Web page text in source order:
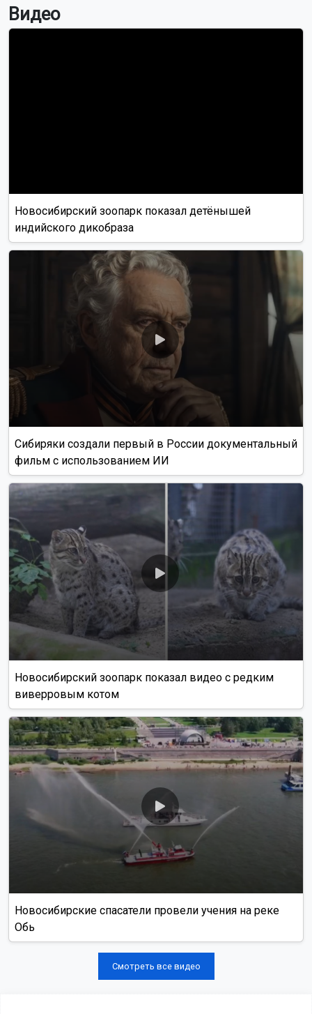
Видео
Новосибирский зоопарк показал детёнышей
индийского дикобраза
Сибиряки создали первый в России документальный
фильм с использованием ИИ
Новосибирский зоопарк показал видео с редким
виверровым котом
Новосибирские спасатели провели учения на реке
Обь
Смотреть все видео